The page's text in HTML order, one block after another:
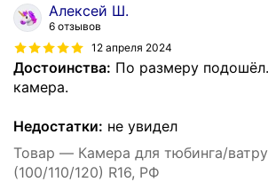
Алексей Ш.
6 отзывов
12 апреля 2024
Достоинства: По размеру
камера.
Недостатки: не увидел
Товар — Камера для тюбинга/
(100/110/120) R16, РФ